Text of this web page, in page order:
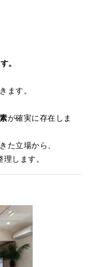
。
ます。
が確実に存在しま
た立場から、
理します。